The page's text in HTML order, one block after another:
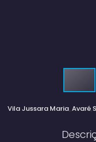
Vila Jussara Maria Avaré